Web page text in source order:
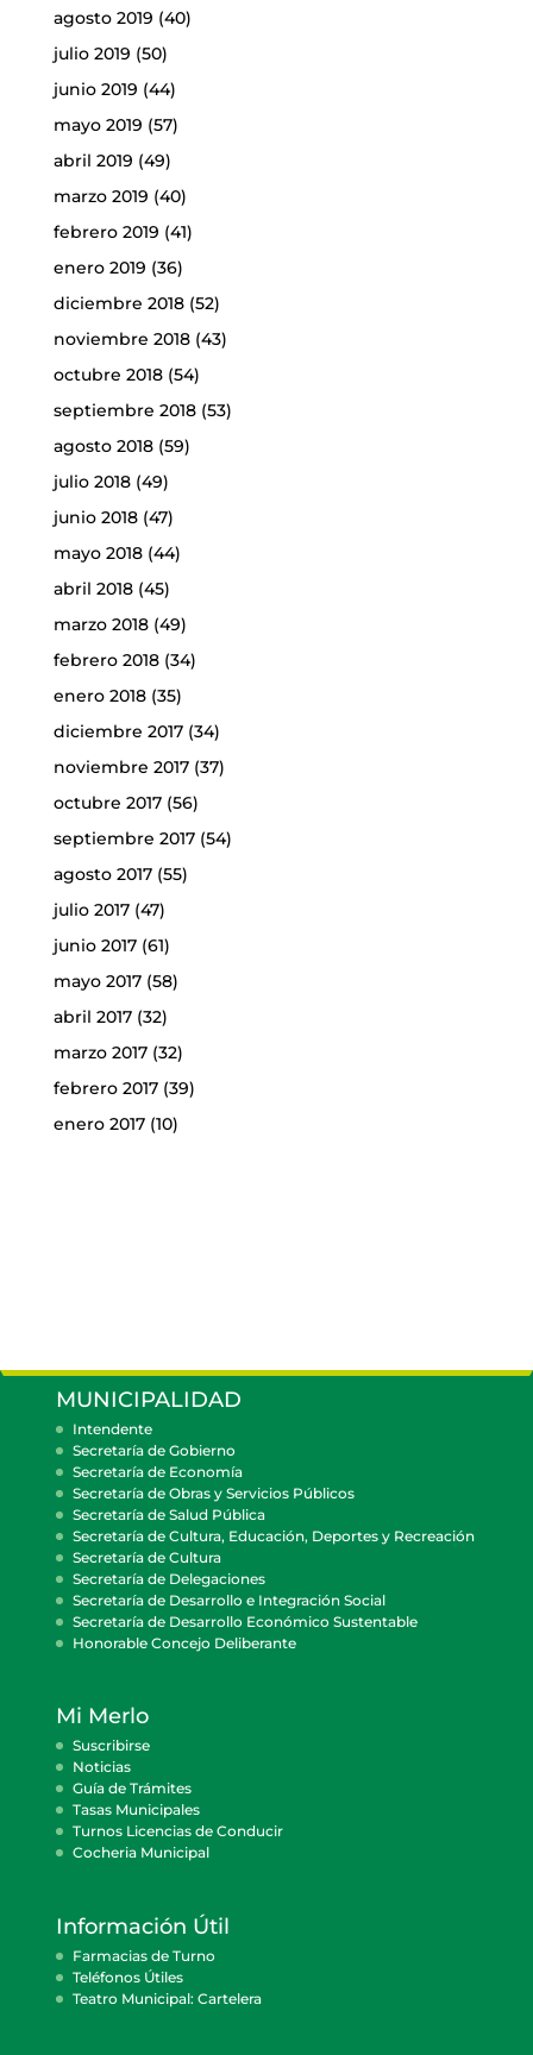
agosto 2019 (40)
julio 2019 (50)
junio 2019 (44)
mayo 2019 (57)
abril 2019 (49)
marzo 2019 (40)
febrero 2019 (41)
enero 2019 (36)
diciembre 2018(52)
noviembre 2018(43)
octubre 2018(54)
septiembre 2018(53)
agosto 2018(59)
julio 2018(49)
junio 2018(47)
mayo 2018(44)
abril 2018(45)
marzo 2018(49)
febrero 2018(34)
enero 2018(35)
diciembre 2017(34)
noviembre 2017(37)
octubre 2017(56)
septiembre 2017(54)
agosto 2017(55)
julio 2017(47)
junio 2017(61)
mayo 2017(58)
abril 2017(32)
marzo 2017(32)
febrero 2017(39)
enero 2017(10)
MUNICIPALIDAD
Intendente
Secretaría de Gobierno
Secretaría de Economía
Secretaría de Obras y Servicios Públicos
Secretaría de Salud Pública
Secretaría de Cultura, Educación, Deportes y Recreación
Secretaría de Cultura
Secretaría de Delegaciones
Secretaría de Desarrollo e Integración Social
Secretaría de Desarrollo Económico Sustentable
Honorable Concejo Deliberante
Mi Merlo
Suscribirse
Noticias
Guía de Trámites
Tasas Municipales
Turnos Licencias de Conducir
Cocheria Municipal
Información Útil
Farmacias de Turno
Teléfonos Útiles
Teatro Municipal: Cartelera